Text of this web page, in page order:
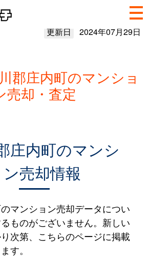
更新日 2024年07月29日
郡庄内町のマンショ
売却・査定
庄内町のマンシ
ン売却情報
マンション売却データについ
ものがございません。新しい
次第、こちらのページに掲載
す。